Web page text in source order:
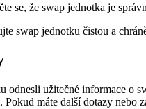
se, že swap jednotka je
swap jednotku čistou a
odnesli užitečné informace o
Pokud máte další dotazy